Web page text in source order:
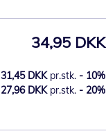
34,95 DKK
31,45 DKK pr.stk. - 10%
27,96 DKK pr.stk. - 20%